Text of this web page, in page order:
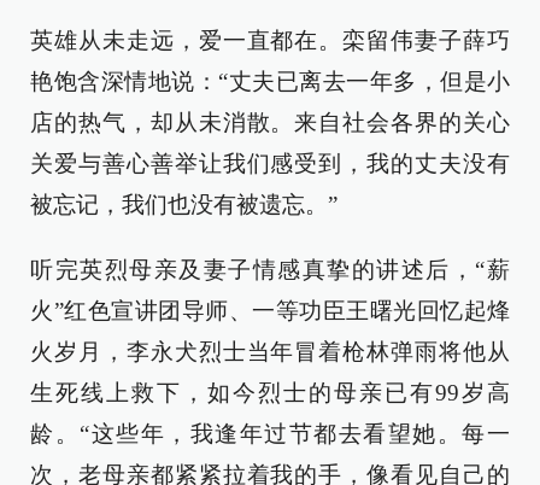
英雄从未走远，爱一直都在。栾留伟妻子薛巧
艳饱含深情地说：“丈夫已离去一年多，但是小
店的热气，却从未消散。来自社会各界的关心
关爱与善心善举让我们感受到，我的丈夫没有
被忘记，我们也没有被遗忘。”
听完英烈母亲及妻子情感真挚的讲述后，“薪
火”红色宣讲团导师、一等功臣王曙光回忆起烽
火岁月，李永犬烈士当年冒着枪林弹雨将他从
生死线上救下，如今烈士的母亲已有99岁高
龄。“这些年，我逢年过节都去看望她。每一
次，老母亲都紧紧拉着我的手，像看见自己的